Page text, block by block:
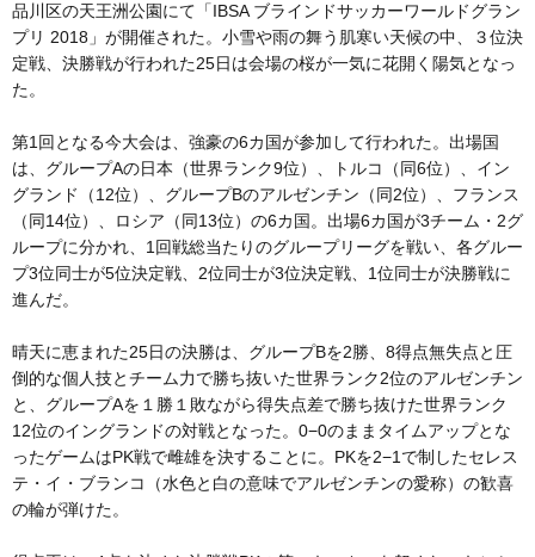
品川区の天王洲公園にて「IBSA ブラインドサッカーワールドグラン
プリ 2018」が開催された。小雪や雨の舞う肌寒い天候の中、３位決
定戦、決勝戦が行われた25日は会場の桜が一気に花開く陽気となっ
た。
第1回となる今大会は、強豪の6カ国が参加して行われた。出場国
は、グループAの日本（世界ランク9位）、トルコ（同6位）、イン
グランド（12位）、グループBのアルゼンチン（同2位）、フランス
（同14位）、ロシア（同13位）の6カ国。出場6カ国が3チーム・2グ
ループに分かれ、1回戦総当たりのグループリーグを戦い、各グルー
プ3位同士が5位決定戦、2位同士が3位決定戦、1位同士が決勝戦に
進んだ。
晴天に恵まれた25日の決勝は、グループBを2勝、8得点無失点と圧
倒的な個人技とチーム力で勝ち抜いた世界ランク2位のアルゼンチン
と、グループAを１勝１敗ながら得失点差で勝ち抜けた世界ランク
12位のイングランドの対戦となった。0−0のままタイムアップとな
ったゲームはPK戦で雌雄を決することに。PKを2−1で制したセレス
テ・イ・ブランコ（水色と白の意味でアルゼンチンの愛称）の歓喜
の輪が弾けた。